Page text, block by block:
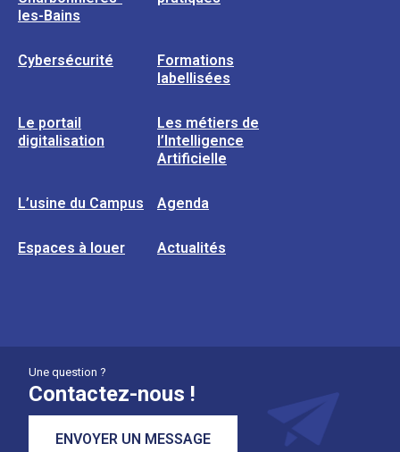
les-Bains
Cybersécurité
Formations
labellisées
Le portail
digitalisation
Les métiers de
l’Intelligence
Artificielle
L’usine du Campus Agenda
Espaces à louer Actualités
Une question ?
Contactez-nous !
ENVOYER UN MESSAGE